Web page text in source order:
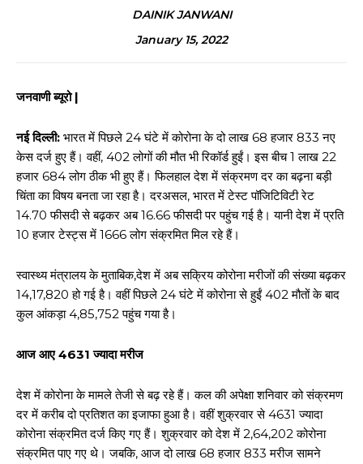
DAINIK JANWANI
January 15, 2022
जनवाणी ब्यूरो |
नई दिल्ली: भारत में पिछले 24 घंटे में कोरोना के दो लाख 68 हजार 833 नए
केस दर्ज हुए हैं। वहीं, 402 लोगों की मौत भी रिकॉर्ड हुईं। इस बीच 1 लाख 22
हजार 684 लोग ठीक भी हुए हैं। फिलहाल देश में संक्रमण दर का बढ़ना बड़ी
चिंता का विषय बनता जा रहा है। दरअसल, भारत में टेस्ट पॉजिटिविटी रेट
14.70 फीसदी से बढ़कर अब 16.66 फीसदी पर पहुंच गई है। यानी देश में प्रति
10 हजार टेस्ट्स में 1666 लोग संक्रमित मिल रहे हैं।
स्वास्थ्य मंत्रालय के मुताबिक,देश में अब सक्रिय कोरोना मरीजों की संख्या बढ़कर
14,17,820 हो गई है। वहीं पिछले 24 घंटे में कोरोना से हुईं 402 मौतों के बाद
कुल आंकड़ा 4,85,752 पहुंच गया है।
आज आए 4631 ज्यादा मरीज
देश में कोरोना के मामले तेजी से बढ़ रहे हैं। कल की अपेक्षा शनिवार को संक्रमण
दर में करीब दो प्रतिशत का इजाफा हुआ है। वहीं शुक्रवार से 4631 ज्यादा
कोरोना संक्रमित दर्ज किए गए हैं। शुक्रवार को देश में 2,64,202 कोरोना
संक्रमित पाए गए थे। जबकि, आज दो लाख 68 हजार 833 मरीज सामने